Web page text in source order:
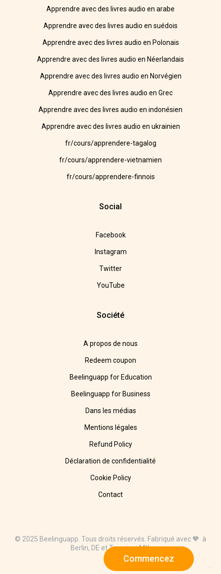
Commencez
Apprendre avec des livres audio en arabe
Apprendre avec des livres audio en suédois
Apprendre avec des livres audio en Polonais
Apprendre avec des livres audio en Néerlandais
Apprendre avec des livres audio en Norvégien
Apprendre avec des livres audio en Grec
Apprendre avec des livres audio en indonésien
Apprendre avec des livres audio en ukrainien
fr/cours/apprendere-tagalog
fr/cours/apprendere-vietnamien
fr/cours/apprendere-finnois
Social
Facebook
Instagram
Twitter
YouTube
Société
A propos de nous
Redeem coupon
Beelinguapp for Education
Beelinguapp for Business
Dans les médias
Mentions légales
Refund Policy
Déclaration de confidentialité
Cookie Policy
Contact
© 2025 Beelinguapp. Tous droits réservés. Fabriqué avec 🧡 à
Berlin, DE et Tampico, MX.